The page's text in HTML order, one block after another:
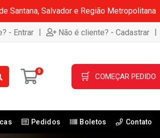
Santana, Salvador e Região Metropolitana
- Entrar | Não é cliente? - Cadastrar |
0 🛒 COMEÇAR PEDIDO
Pedidos Boletos Contato